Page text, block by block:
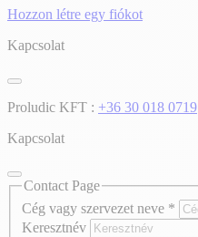
Hozzon létre egy fiókot
Kapcsolat
Proludic KFT : +36 30 018 0719
Kapcsolat
Contact Page
Cég vagy szervezet neve *
Keresztnév